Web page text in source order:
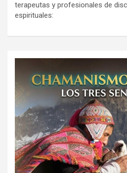
terapeutas y profesionales de
espirituales: